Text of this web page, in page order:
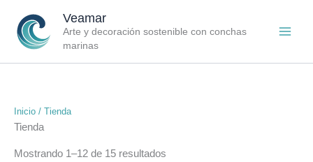
contenido
Veamar
Arte y decoración sostenible con conchas
marinas
Inicio / Tienda
Tienda
Mostrando 1–12 de 15 resultados